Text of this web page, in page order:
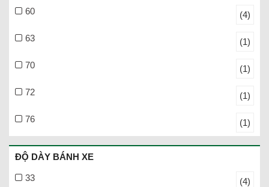
60 (4)
63 (1)
70 (1)
72 (1)
76 (1)
ĐỘ DÀY BÁNH XE
33 (4)